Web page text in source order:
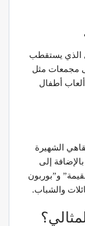
الذي يستقطب
مجمعات مثل
ألعاب أطفال
الشهيرة
إلى
و”بوربون
والشباب.